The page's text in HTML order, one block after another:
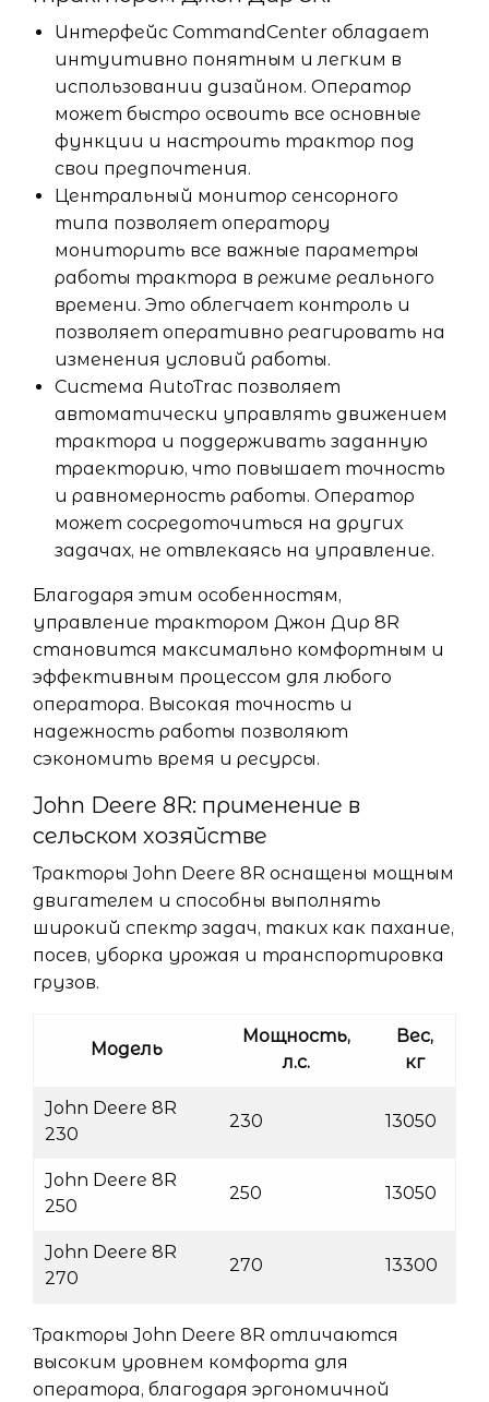
Интерфейс CommandCenter обладает
интуитивно понятным и легким в
использовании дизайном. Оператор
может быстро освоить все основные
функции и настроить трактор под
свои предпочтения.
Центральный монитор сенсорного
типа позволяет оператору
мониторить все важные параметры
работы трактора в режиме реального
времени. Это облегчает контроль и
позволяет оперативно реагировать на
изменения условий работы.
Система AutoTrac позволяет
автоматически управлять движением
трактора и поддерживать заданную
траекторию, что повышает точность
и равномерность работы. Оператор
может сосредоточиться на других
задачах, не отвлекаясь на управление.
Благодаря этим особенностям,
управление трактором Джон Дир 8R
становится максимально комфортным и
эффективным процессом для любого
оператора. Высокая точность и
надежность работы позволяют
сэкономить время и ресурсы.
John Deere 8R: применение в
сельском хозяйстве
Тракторы John Deere 8R оснащены мощным
двигателем и способны выполнять
широкий спектр задач, таких как пахание,
посев, уборка урожая и транспортировка
грузов.
Модель
Мощность,
л.с.
Вес,
кг
John Deere 8R
230
230 13050
John Deere 8R
250
250 13050
John Deere 8R
270
270 13300
Тракторы John Deere 8R отличаются
высоким уровнем комфорта для
оператора, благодаря эргономичной